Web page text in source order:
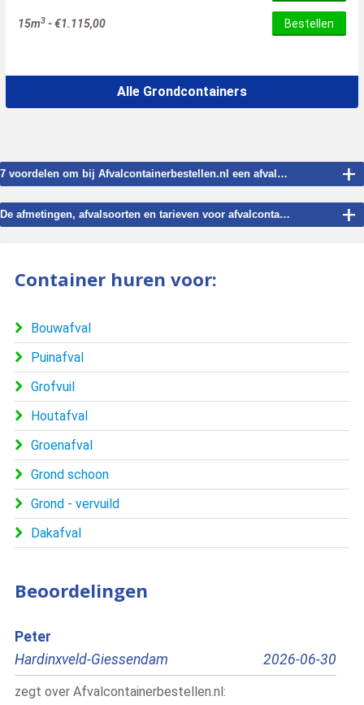
15m3 -€1.115,00 Bestellen
Alle Grondcontainers
7 voordelen om bij Afvalcontainerbestellen.nl een afvalcontainer te huren voor Haule. +
De afmetingen, afvalsoorten en tarieven voor afvalcontainer verhuur in Haule. +
Container huren voor:
Bouwafval
Puinafval
Grofvuil
Houtafval
Groenafval
Grond schoon
Grond - vervuild
Dakafval
Beoordelingen
2026-06-30
:
Pesse
zegt over